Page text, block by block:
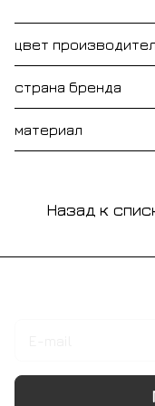
цвет
страна бренда
материал
Назад к